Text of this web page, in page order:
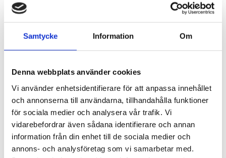
Samtycke Information Om
Denna webbplats använder cookies
Vi använder enhetsidentifierare för att anpassa innehållet
och annonserna till användarna, tillhandahålla funktioner
för sociala medier och analysera vår trafik. Vi
vidarebefordrar även sådana identifierare och annan
information från din enhet till de sociala medier och
annons- och analysföretag som vi samarbetar med.